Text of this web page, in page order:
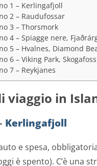
1 – Kerlingafjoll
2 – Raudufossar
3 – Thorsmork
4 – Spiagge nere,
5 – Hvalnes, Diamond
6 – Viking Park, Skogafoss
7 – Reykjanes
viaggio in
Kerlingafjoll
e spesa,
è spento). C’è una